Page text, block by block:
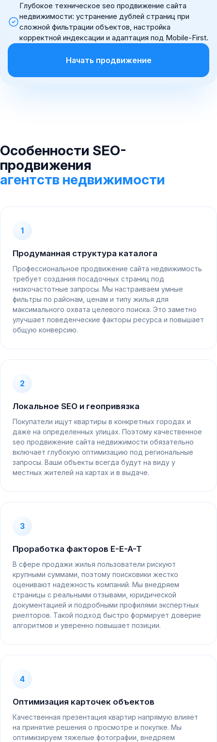
Глубокое техническое seo продвижение сайта
недвижимости: устранение дублей страниц при
сложной фильтрации объектов, настройка
корректной индексации и адаптация под Mobile-First.
Начать продвижение
Особенности SEO-
продвижения
агентств недвижимости
1
Продуманная структура каталога
Профессиональное продвижение сайта недвижимость
требует создания посадочных страниц под
низкочастотные запросы. Мы настраиваем умные
фильтры по районам, ценам и типу жилья для
максимального охвата целевого поиска. Это заметно
улучшает поведенческие факторы ресурса и повышает
общую конверсию.
2
Локальное SEO и геопривязка
Покупатели ищут квартиры в конкретных городах и
даже на определенных улицах. Поэтому качественное
seo продвижение сайта недвижимости обязательно
включает глубокую оптимизацию под региональные
запросы. Ваши объекты всегда будут на виду у
местных жителей на картах и в выдаче.
3
Проработка факторов E-E-A-T
В сфере продажи жилья пользователи рискуют
крупными суммами, поэтому поисковики жестко
оценивают надежность компаний. Мы внедряем
страницы с реальными отзывами, юридической
документацией и подробными профилями экспертных
риелторов. Такой подход быстро формирует доверие
алгоритмов и уверенно повышает позиции.
4
Оптимизация карточек объектов
Качественная презентация квартир напрямую влияет
на принятие решения о просмотре и покупке. Мы
оптимизируем тяжелые фотографии, внедряем